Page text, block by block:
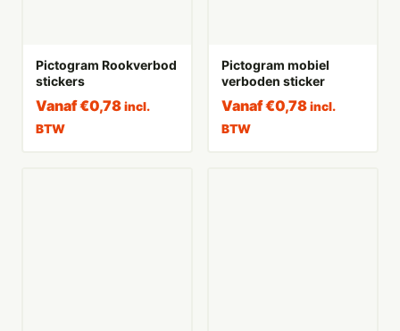
Pictogram Rookverbod
stickers
Vanaf€0,78 incl.
BTW
Pictogram mobiel
verboden sticker
Vanaf€0,78 incl.
BTW